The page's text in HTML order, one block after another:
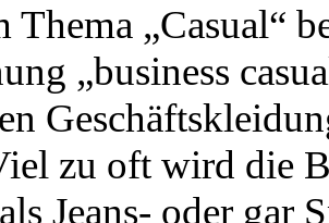
Thema „Casual“
„business
zu oft wird die
Jeans- oder gar